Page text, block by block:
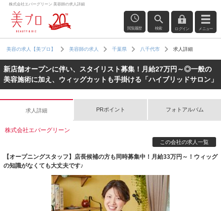
株式会社エバーグリーン 美容師の求人詳細
閲覧履歴 検索 ログイン メニュー
美容の求人【美プロ】 美容師の求人 千葉県 八千代市 求人詳細
新店舗オープンに伴い、スタイリスト募集！月給27万円～◎一般の
美容施術に加え、ウィッグカットも手掛ける「ハイブリッドサロン」
求人詳細 PRポイント フォトアルバム
株式会社エバーグリーン
この会社の求人一覧
【オープニングスタッフ】店長候補の方も同時募集中！月給33万円～！ウィッグ
の知識がなくても大丈夫です♪